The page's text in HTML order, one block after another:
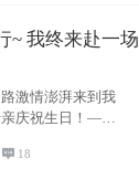
~ 我终来赴一场
激情澎湃来到我
庆祝生日！——
 18